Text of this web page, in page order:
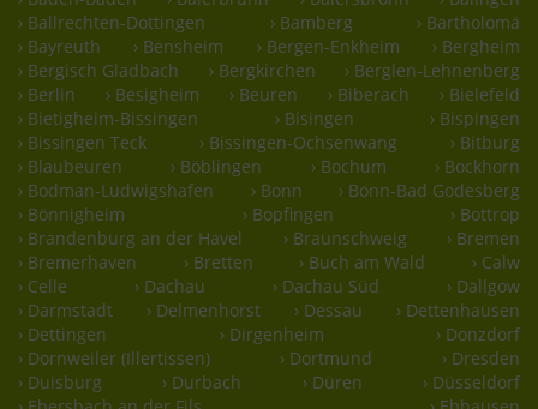
› Ballrechten-Dottingen
› Bamberg
› Bartholomä
› Bayreuth
› Bensheim › Bergen-Enkheim
› Bergheim
› Bergisch Gladbach
› Bergkirchen
› Berglen-Lehnenberg
› Berlin
› Besigheim › Beuren › Biberach
› Bielefeld
› Bietigheim-Bissingen
› Bisingen
› Bispingen
› Bissingen Teck
› Bissingen-Ochsenwang
› Bitburg
› Blaubeuren
› Böblingen › Bochum
› Bockhorn
› Bodman-Ludwigshafen
› Bonn
› Bonn-Bad Godesberg
› Bönnigheim
› Bopfingen
› Bottrop
› Brandenburg an der Havel
› Braunschweig
› Bremen
› Bremerhaven
› Bretten › Buch am Wald
› Calw
› Celle
› Dachau › Dachau Süd
› Dallgow
› Darmstadt
› Delmenhorst › Dessau
› Dettenhausen
› Dettingen
› Dirgenheim
› Donzdorf
› Dornweiler (Illertissen)
› Dortmund
› Dresden
› Duisburg
› Durbach › Düren
› Düsseldorf